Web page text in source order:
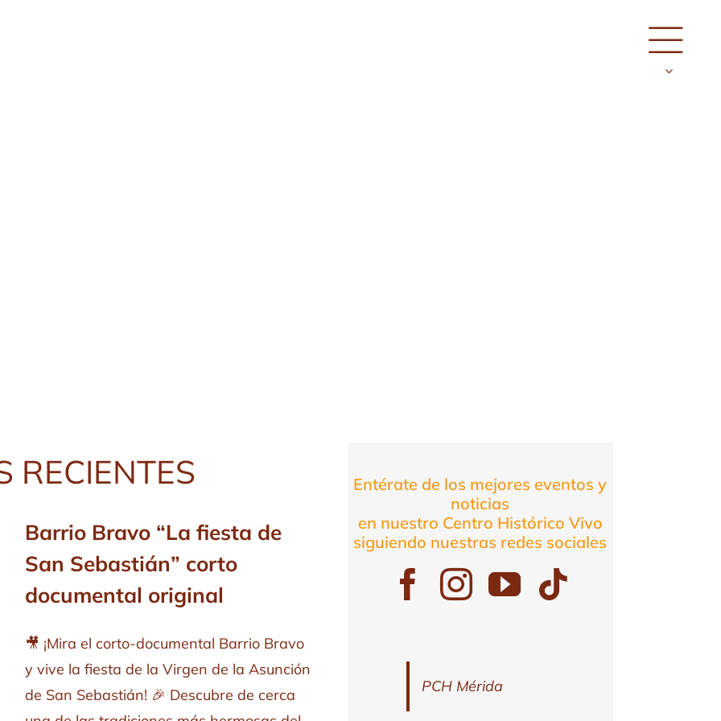
RECIENTES
Barrio Bravo “La fiesta de
San Sebastián” corto
documental original
🎥 ¡Mira el corto-documental Barrio Bravo
y vive la fiesta de la Virgen de la Asunción
de San Sebastián! 🎉 Descubre de cerca
Entérate de los mejores eventos y
noticias
en nuestro Centro Histórico Vivo
siguiendo nuestras redes sociales
PCH Mérida